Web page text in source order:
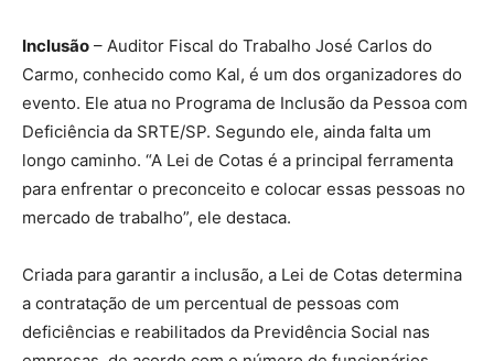
Inclusão – Auditor Fiscal do Trabalho José Carlos do
Carmo, conhecido como Kal, é um dos organizadores do
evento. Ele atua no Programa de Inclusão da Pessoa com
Deficiência da SRTE/SP. Segundo ele, ainda falta um
longo caminho. “A Lei de Cotas é a principal ferramenta
para enfrentar o preconceito e colocar essas pessoas no
mercado de trabalho”, ele destaca.
Criada para garantir a inclusão, a Lei de Cotas determina
a contratação de um percentual de pessoas com
deficiências e reabilitados da Previdência Social nas